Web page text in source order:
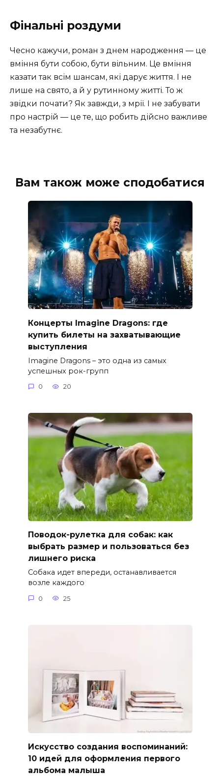
Фінальні роздуми
Чесно кажучи, роман з днем народження — це
вміння бути собою, бути вільним. Це вміння
казати так всім шансам, які дарує життя. І не
лише на свято, а й у рутинному житті. То ж
звідки почати? Як завжди, з мрії. І не забувати
про настрій — це те, що робить дійсно важливе
та незабутнє.
Вам також може сподобатися
Концерты Imagine Dragons: где
купить билеты на захватывающие
выступления
Imagine Dragons – это одна из самых
успешных рок-групп
0 20
Поводок-рулетка для собак: как
выбрать размер и пользоваться без
лишнего риска
Собака идет впереди, останавливается
возле каждого
0 25
Искусство создания воспоминаний:
10 идей для оформления первого
альбома малыша